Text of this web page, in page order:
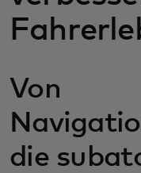
Neuigkeiten
Von
die